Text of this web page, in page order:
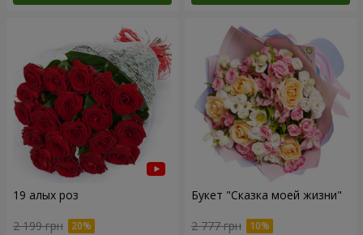
19 алых роз
2 199 грн
Букет "Сказка моей жизни"
2 777 грн